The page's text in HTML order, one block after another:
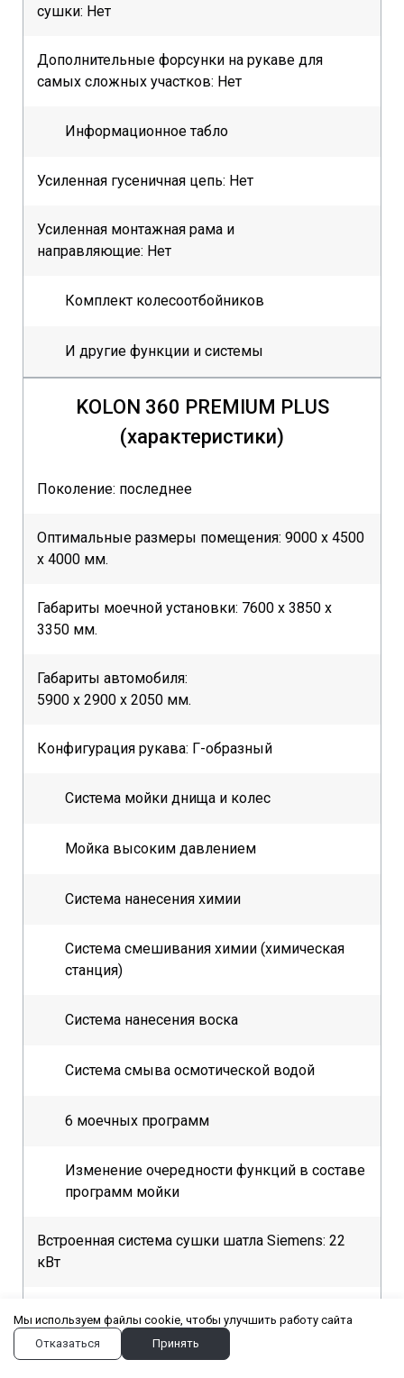
сушки: Нет
Дополнительные форсунки на рукаве для
самых сложных участков: Нет
Информационное табло
Усиленная гусеничная цепь: Нет
Усиленная монтажная рама и
направляющие: Нет
Комплект колесоотбойников
И другие функции и системы
KOLON 360 PREMIUM PLUS
(характеристики)
Поколение: последнее
Оптимальные размеры помещения: 9000 х 4500
х 4000 мм.
Габариты моечной установки: 7600 х 3850 х
3350 мм.
Габариты автомобиля:
5900 х 2900 х 2050 мм.
Конфигурация рукава: Г-образный
Система мойки днища и колес
Мойка высоким давлением
Система нанесения химии
Система смешивания химии (химическая
станция)
Система нанесения воска
Система смыва осмотической водой
6 моечных программ
Изменение очередности функций в составе
программ мойки
Встроенная система сушки шатла Siemens: 22
кВт
Встроенная боковая сушка шатла Siemens: 11
кВт
Мы используем файлы cookie, чтобы улучшить работу сайта
Отказаться
Принять